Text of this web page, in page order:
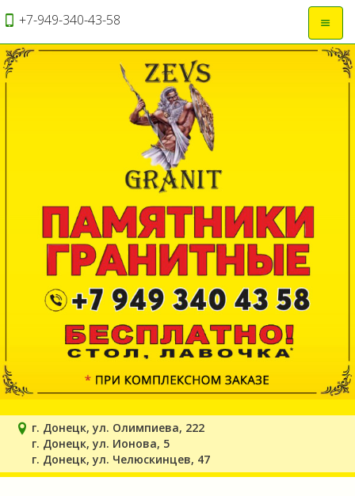
+7-949-340-43-58
г. Донецк, ул. Олимпиева, 222
г. Донецк, ул. Ионова, 5
г. Донецк, ул. Челюскинцев, 47